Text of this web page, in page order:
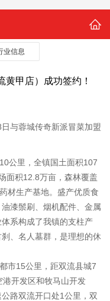
业信息
甲店）成功签约！
与蓉城传奇新派冒菜加盟
公里，全镇国土面积107
面积12.8万亩，森林覆盖
材生产基地。盛产优质食
漆鬃刷、烟机配件、金属
系构成了我镇的支柱产
、名人墓群，是理想的休
市15公里，距双流县城7
开发区和牧马山开发
路双流开口处1公里，双